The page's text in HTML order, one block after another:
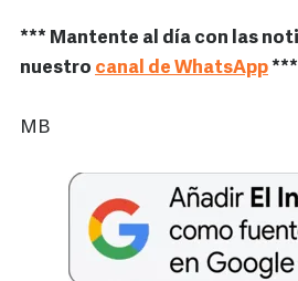
*** Mantente al día con las
nuestro canal de WhatsApp***
MB